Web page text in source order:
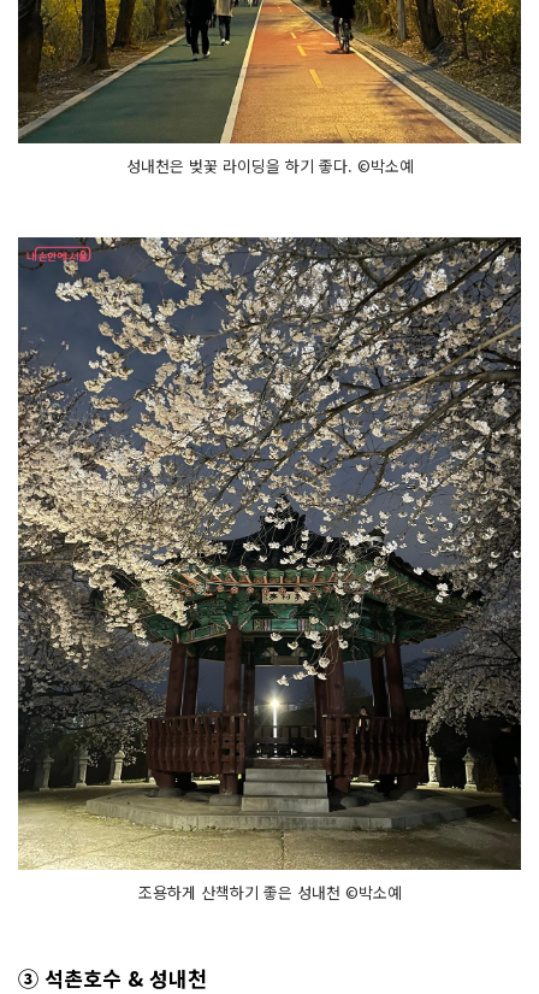
성내천은 벚꽃 라이딩을 하기 좋다. ©박소예
조용하게 산책하기 좋은 성내천 ©박소예
③ 석촌호수 & 성내천